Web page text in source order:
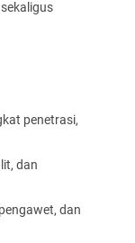
penetrasi,
dan
dan